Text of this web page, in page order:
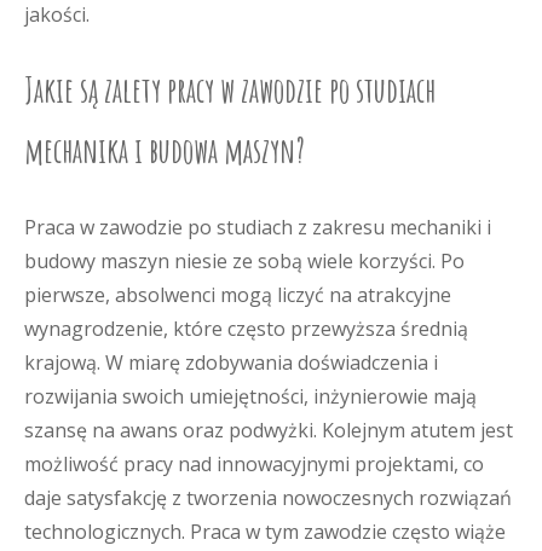
jakości.
Jakie są zalety pracy w zawodzie po studiach
mechanika i budowa maszyn?
Praca w zawodzie po studiach z zakresu mechaniki i
budowy maszyn niesie ze sobą wiele korzyści. Po
pierwsze, absolwenci mogą liczyć na atrakcyjne
wynagrodzenie, które często przewyższa średnią
krajową. W miarę zdobywania doświadczenia i
rozwijania swoich umiejętności, inżynierowie mają
szansę na awans oraz podwyżki. Kolejnym atutem jest
możliwość pracy nad innowacyjnymi projektami, co
daje satysfakcję z tworzenia nowoczesnych rozwiązań
technologicznych. Praca w tym zawodzie często wiąże